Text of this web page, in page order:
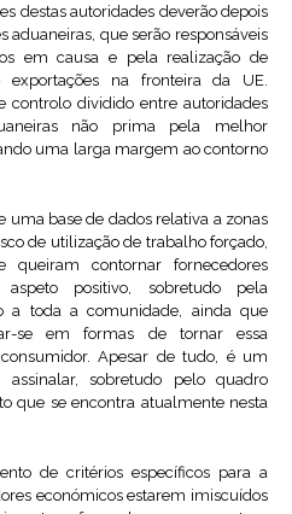
destas autoridades deverão depois
aduaneiras, que serão responsáveis
em causa e pela realização de
exportações na fronteira da UE.
controlo dividido entre autoridades
não prima pela melhor
uma larga margem ao contorno
uma base de dados relativa a zonas
de utilização de trabalho forçado,
contornar fornecedores
positivo, sobretudo pela
a toda a comunidade, ainda que
se em formas de tornar essa
Apesar de tudo, é um
sobretudo pelo quadro
que se encontra atualmente nesta
de critérios específicos para a
económicos estarem imiscuídos